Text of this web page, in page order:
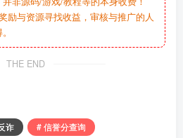
励与资源寻找收益，审核与推广的人
THE END
诈 # 信誉分查询